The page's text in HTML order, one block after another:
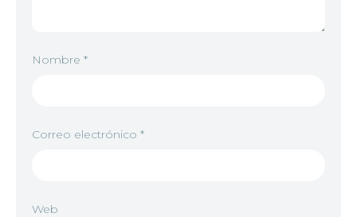
10 <img src="https://jkanime.ink/wp-content/
Nombre *
Correo electrónico *
Web